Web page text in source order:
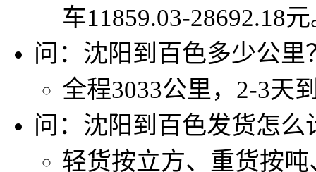
车11859.03-28692.18
问：沈阳到百色多少公里
全程3033公里，2-3天
问：沈阳到百色发货怎么
轻货按立方、重货按